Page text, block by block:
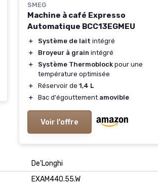
SMEG
Machine à café Expresso
Automatique BCC13EGMEU
＋ Système de lait intégré
＋
Broyeur à grain intégré
＋
Système Thermoblock pour une
température optimisée
＋
Réservoir de 1,4 L
＋
Bac d'égouttement amovible
Voir l'offre
‎De'Longhi
‎EXAM440.55.W